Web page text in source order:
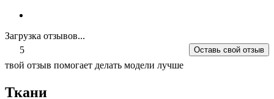
Загрузка отзывов...
5
Оставь свой отзыв
твой отзыв помогает делать модели лучше
Ткани